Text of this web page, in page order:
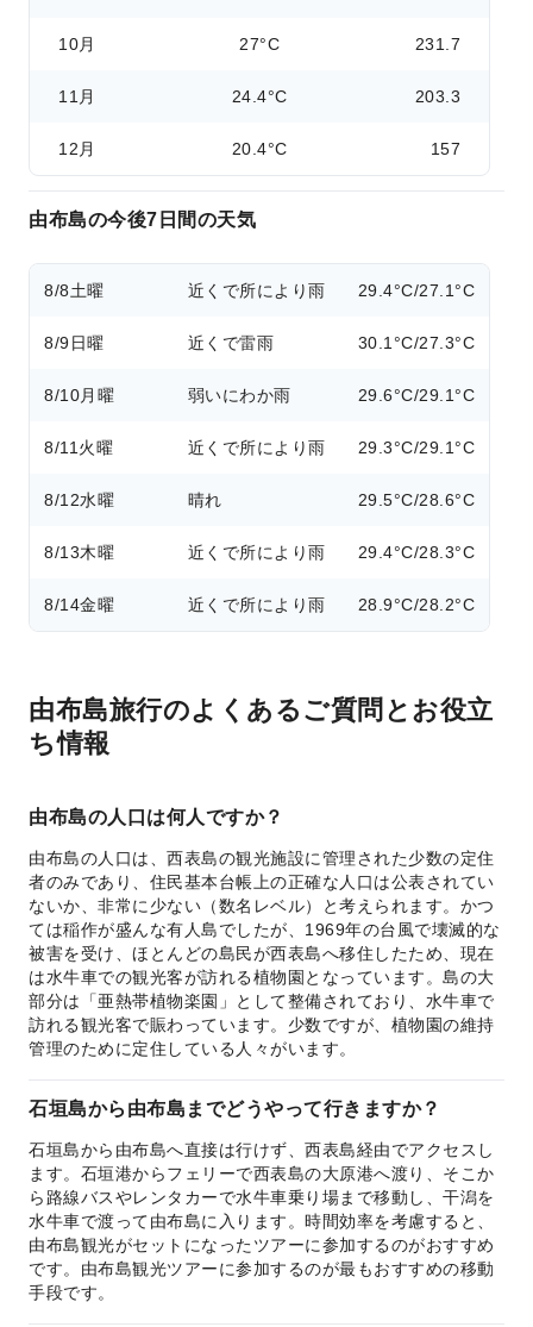
10月 27°C 231.7
11月 24.4°C 203.3
12月 20.4°C 157
由布島の今後7日間の天気
8/8土曜 近くで所により雨 29.4°C/27.1°C
8/9日曜 近くで雷雨 30.1°C/27.3°C
8/10月曜 弱いにわか雨 29.6°C/29.1°C
8/11 火曜 近くで所により雨 29.3°C/29.1°C
8/12水曜 晴れ 29.5°C/28.6°C
8/13木曜 近くで所により雨 29.4°C/28.3°C
8/14金曜 近くで所により雨 28.9°C/28.2°C
由布島旅行のよくあるご質問とお役立
ち情報
由布島の人口は何人ですか？
由布島の人口は、西表島の観光施設に管理された少数の定住
者のみであり、住民基本台帳上の正確な人口は公表されてい
ないか、非常に少ない（数名レベル）と考えられます。かつ
ては稲作が盛んな有人島でしたが、1969年の台風で壊滅的な
被害を受け、ほとんどの島民が西表島へ移住したため、現在
は水牛車での観光客が訪れる植物園となっています。島の大
部分は「亜熱帯植物楽園」として整備されており、水牛車で
訪れる観光客で賑わっています。少数ですが、植物園の維持
管理のために定住している人々がいます。
石垣島から由布島までどうやって行きますか？
石垣島から由布島へ直接は行けず、西表島経由でアクセスし
ます。石垣港からフェリーで西表島の大原港へ渡り、そこか
ら路線バスやレンタカーで水牛車乗り場まで移動し、干潟を
水牛車で渡って由布島に入ります。時間効率を考慮すると、
由布島観光がセットになったツアーに参加するのがおすすめ
です。由布島観光ツアーに参加するのが最もおすすめの移動
手段です。